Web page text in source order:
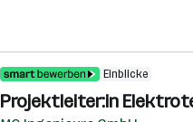
Einblicke
Projektleiter:in